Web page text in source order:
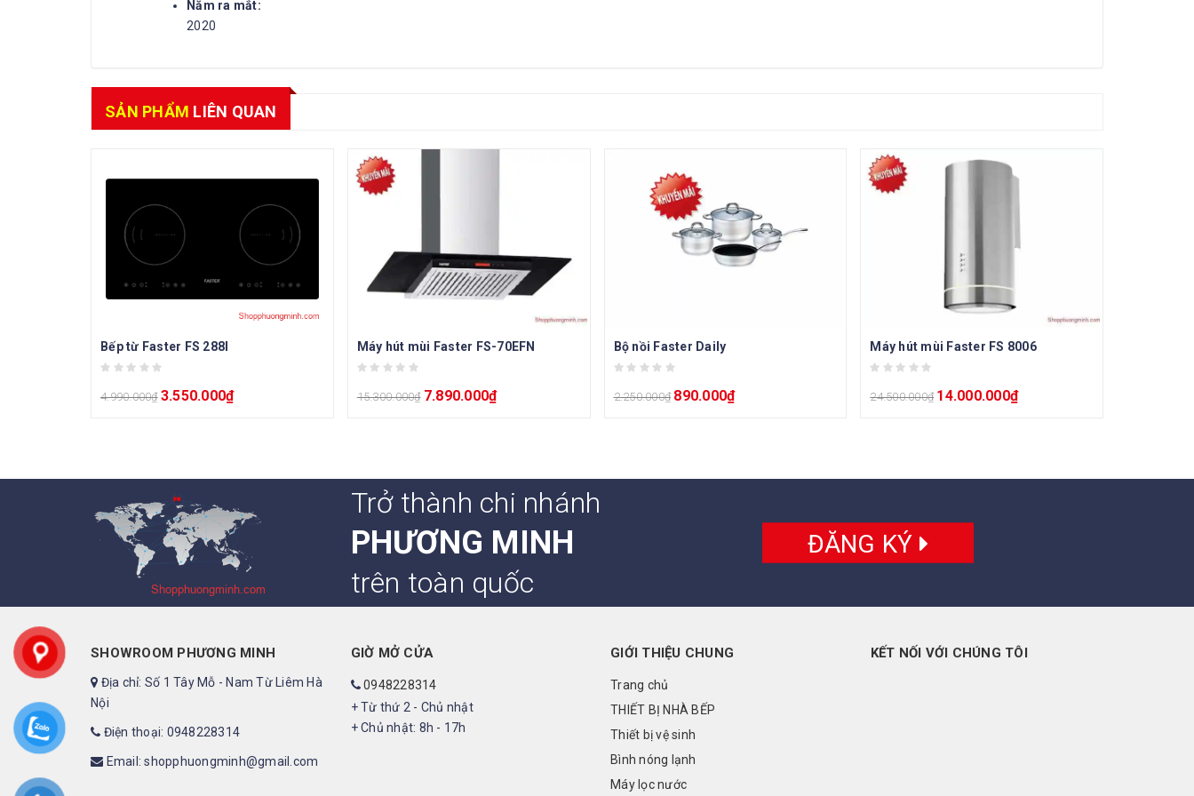
Năm ra mắt:
2020
SẢN PHẨM LIÊN QUAN
Bếp từ Faster FS 288I
4.990.000₫ 3.550.000₫
Máy hút mùi Faster FS-70EFN
15.300.000₫ 7.890.000₫
Bộ nồi Faster Daily
2.250.000₫ 890.000₫
Máy hút mùi Faster FS 8006
24.500.000₫ 14.000.000₫
Trở thành chi nhánh
PHƯƠNG MINH
trên toàn quốc
ĐĂNG KÝ
SHOWROOM PHƯƠNG MINH
Địa chỉ: Số 1 Tây Mỗ - Nam Từ Liêm Hà
Nội
Điện thoại: 0948228314
Email: shopphuongminh@gmail.com
GIỜ MỞ CỬA
0948228314
+ Từ thứ 2 - Chủ nhật
+ Chủ nhật: 8h - 17h
GIỚI THIỆU CHUNG
Trang chủ
THIẾT BỊ NHÀ BẾP
Thiết bị vệ sinh
Bình nóng lạnh
Máy lọc nước
KẾT NỐI VỚI CHÚNG TÔI